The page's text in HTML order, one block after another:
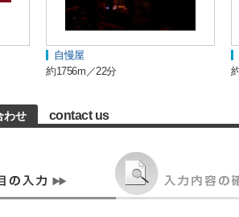
自慢屋
約1756m／22分
わせ contact us